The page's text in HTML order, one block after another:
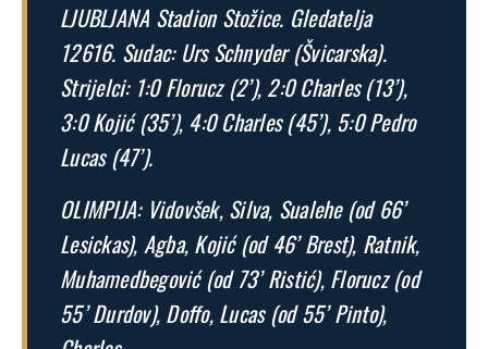
LJUBLJANA Stadion Stožice. Gledatelja
12616. Sudac: Urs Schnyder (Švicarska).
Strijelci: 1:0 Florucz (2’), 2:0 Charles (13’),
3:0 Kojić (35’), 4:0 Charles (45’), 5:0 Pedro
Lucas (47’).
OLIMPIJA: Vidovšek, Silva, Sualehe (od 66’
Lesickas), Agba, Kojić (od 46’ Brest), Ratnik,
Muhamedbegović (od 73’ Ristić), Florucz (od
55’ Durdov), Doffo, Lucas (od 55’ Pinto),